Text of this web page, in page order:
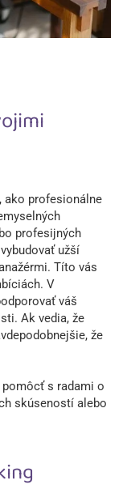
ako profesionálne
profesijných
užší
Títo vás
V
váš
Ak vedia, že
že
s radami o
skúseností alebo